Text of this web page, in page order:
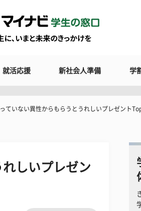
就活応援 新社会人準備 学
ていない異性からもらうとうれしいプレゼント
しいプレゼン